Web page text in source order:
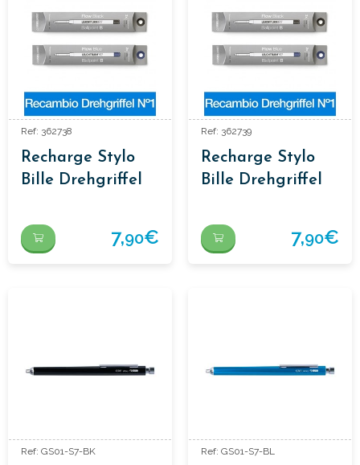
Ref: 362738
Recharge Stylo
Bille Drehgriffel
7,90€
Ref: 362739
Recharge Stylo
Bille Drehgriffel
7,90€
Ref: GS01-S7-BK Ref: GS01-S7-BL